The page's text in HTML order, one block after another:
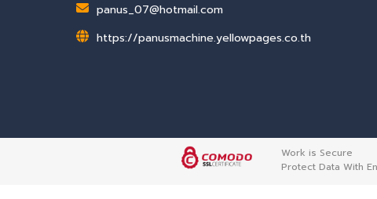
panus_07@hotmail.com
https://panusmachine.yellowpages.co.th
Work is Secure
Protect Data With